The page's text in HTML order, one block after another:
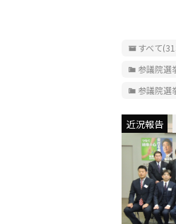
すべて
参議院選
参議院選
近況報告